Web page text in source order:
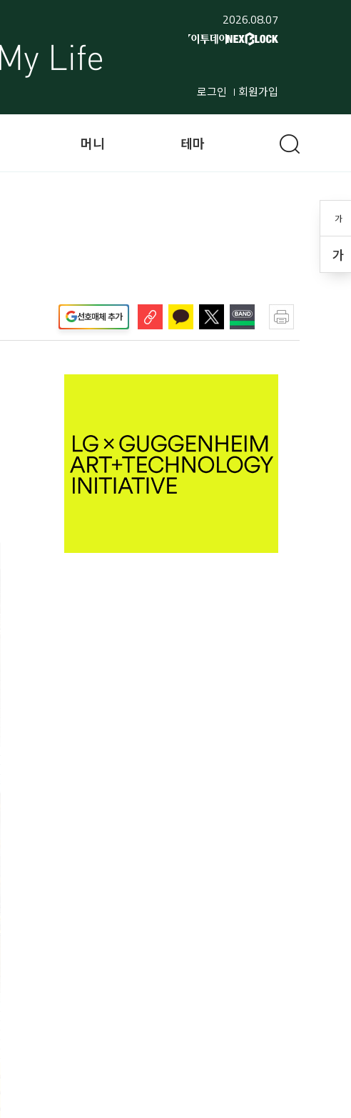
2026.08.07
로그인 회원가입
가
가
머니 테마
선호매체 추가